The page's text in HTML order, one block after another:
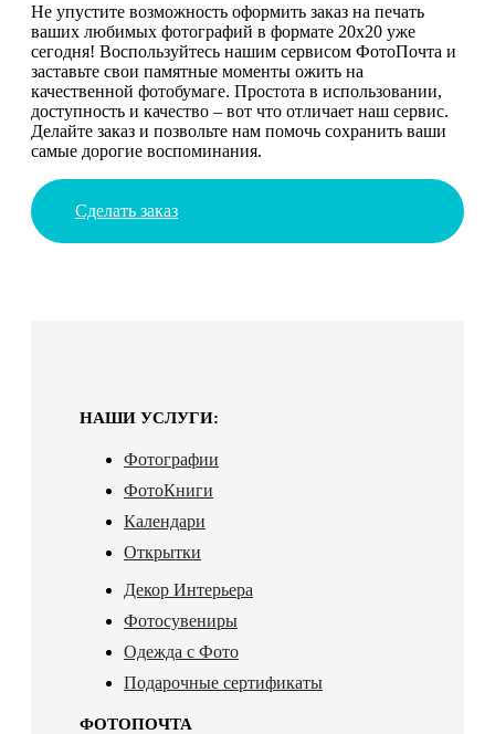
Не упустите возможность оформить заказ на печать
ваших любимых фотографий в формате 20х20 уже
сегодня! Воспользуйтесь нашим сервисом ФотоПочта и
заставьте свои памятные моменты ожить на
качественной фотобумаге. Простота в использовании,
доступность и качество – вот что отличает наш сервис.
Делайте заказ и позвольте нам помочь сохранить ваши
самые дорогие воспоминания.
Сделать заказ
НАШИ УСЛУГИ:
Фотографии
ФотоКниги
Календари
Открытки
Декор Интерьера
Фотосувениры
Одежда с Фото
Подарочные сертификаты
ФОТОПОЧТА